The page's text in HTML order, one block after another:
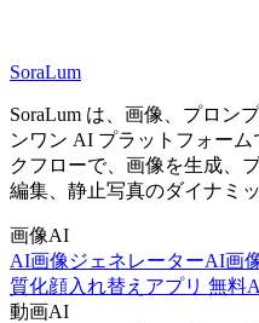
SoraLum
SoraLum は、画像、プロン
ンワン AI プラットフォー
クフローで、画像を生成、
編集、静止写真のダイナミ
画像AI
AI画像ジェネレーターAI画
質化顔入れ替えアプリ 無料
動画AI